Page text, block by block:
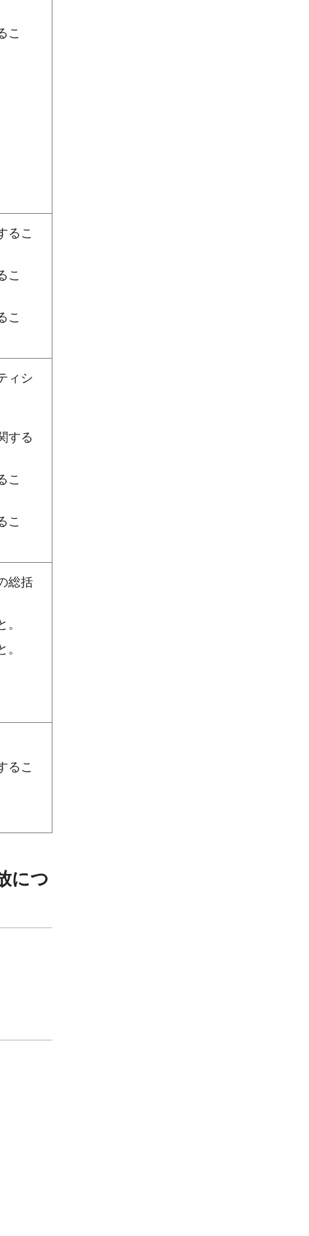
こ
るこ
こ
こ
ィシ
する
こ
こ
総括
るこ
につ